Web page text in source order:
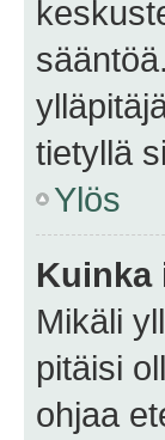
tietyllä
Ylös
Kuinka
Mikäli
pitäisi
ohjaa